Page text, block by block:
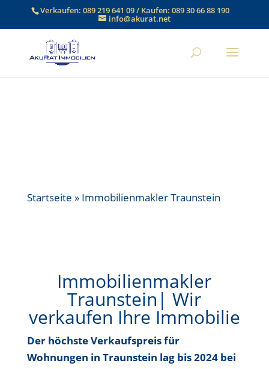
Verkaufen:089 219 641 09/ Kaufen:089 30 66 88 190
info@akurat.net
Startseite » Immobilienmakler Traunstein
Immobilienmakler
Traunstein| Wir
verkaufen Ihre Immobilie
Der höchste Verkaufspreis für
Wohnungen in Traunstein lag bis2024 bei